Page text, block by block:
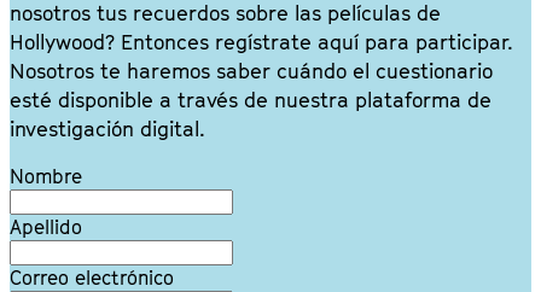
nosotros tus recuerdos sobre las películas de
Hollywood? Entonces regístrate aquí para participar.
Nosotros te haremos saber cuándo el cuestionario
esté disponible a través de nuestra plataforma de
investigación digital.
Leave
field
blank
Nombre
Apellido
Correo electrónico